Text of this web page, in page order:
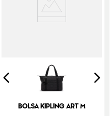
BOLSA KIPLING ART M